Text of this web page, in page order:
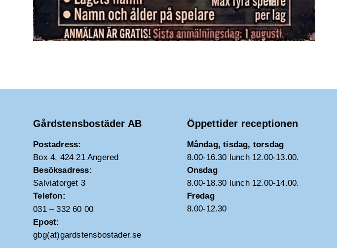
Gårdstensbostäder AB
Postadress:
Box 4, 424 21 Angered
Besöksadress:
Salviatorget 3
Telefon:
031 – 332 60 00
Epost:
gbg(at)gardstensbostader.se
Öppettider receptionen
Måndag, tisdag, torsdag
8.00-16.30 lunch 12.00-13.00.
Onsdag
8.00-18.30 lunch 12.00-14.00.
Fredag
8.00-12.30